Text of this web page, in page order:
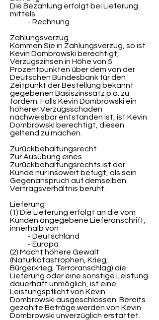
Die Bezahlung erfolgt bei Lieferung
mittels
- Rechnung
Zahlungsverzug
Kommen Sie in Zahlungsverzug, so ist
Kevin Dombrowski berechtigt,
Verzugszinsen in Höhe von 5
Prozentpunkten über dem von der
Deutschen Bundesbank für den
Zeitpunkt der Bestellung bekannt
gegebenen Basiszinssatz p.a. zu
fordern. Falls Kevin Dombrowski ein
höherer Verzugsschaden
nachweisbar entstanden ist, ist Kevin
Dombrowski berechtigt, diesen
geltend zu machen.
Zurückbehaltungsrecht
Zur Ausübung eines
Zurückbehaltungsrechts ist der
Kunde nur insoweit befugt, als sein
Gegenanspruch auf demselben
Vertragsverhältnis beruht.
Lieferung
(1) Die Lieferung erfolgt an die vom
Kunden angegebene Lieferanschrift,
innerhalb von
- Deutschland
- Europa
(2) Macht höhere Gewalt
(Naturkatastrophen, Krieg,
Bürgerkrieg, Terroranschlag) die
Lieferung oder eine sonstige Leistung
dauerhaft unmöglich, ist eine
Leistungspflicht von Kevin
Dombrowski ausgeschlossen. Bereits
gezahlte Beträge werden von Kevin
Dombrowski unverzüglich erstattet.